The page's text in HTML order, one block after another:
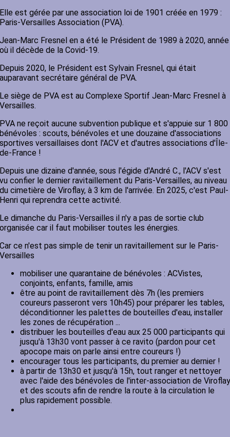
est gérée par une association loi de 1901 créée en 1979 :
Versailles Association (PVA).
Marc Fresnel en a été le Président de 1989 à 2020, année
il décède de la Covid-19.
2020, le Président est Sylvain Fresnel, qui était
secrétaire général de PVA.
siège de PVA est au Complexe Sportif Jean-Marc Fresnel à
ne reçoit aucune subvention publique et s'appuie sur 1 800
: scouts, bénévoles et une douzaine d'associations
versaillaises dont l'ACV et d'autres associations d'Île-
France !
une dizaine d'année, sous l'égide d'André C., l'ACV s'est
confier le dernier ravitaillement du Paris-Versailles, au niveau
cimetière de Viroflay, à 3 km de l'arrivée. En 2025, c'est Paul-
qui reprendra cette activité.
dimanche du Paris-Versailles il n'y a pas de sortie club
car il faut mobiliser toutes les énergies.
ce n'est pas simple de tenir un ravitaillement sur le Paris-
mobiliser une quarantaine de bénévoles : ACVistes,
conjoints, enfants, famille, amis
être au point de ravitaillement dès 7h (les premiers
coureurs passeront vers 10h45) pour préparer les tables,
déconditionner les palettes de bouteilles d'eau, installer
les zones de récupération ...
distribuer les bouteilles d'eau aux 25 000 participants qui
jusqu'à 13h30 vont passer à ce ravito (pardon pour cet
apocope mais on parle ainsi entre coureurs !)
encourager tous les participants, du premier au dernier !
à partir de 13h30 et jusqu'à 15h, tout ranger et nettoyer
avec l'aide des bénévoles de l'inter-association de Viroflay
et des scouts afin de rendre la route à la circulation le
plus rapidement possible.